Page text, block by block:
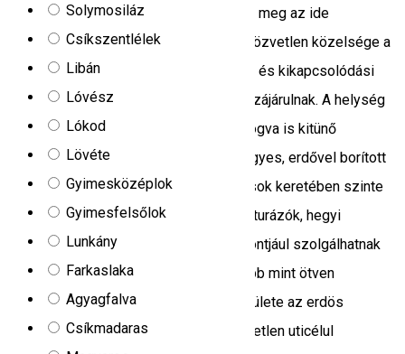
Solymosiláz
Csíkszentlélek
Libán
Lóvész
Lókod
Lövéte
Gyimesközéplok
Gyimesfelsőlok
Lunkány
Farkaslaka
Agyagfalva
Csíkmadaras
csodálatos környezetével ajándékozza meg az ide
látogatókat. A sósfürdő és a sóbánya közvetlen közelsége a
vendégeink kitünő pihenési, gyógyúlási és kikapcsolódási
tevékenységéhez nagy mértékben hozzájárulnak. A helység
csodálatos természeti adottságainál fogva is kitünő
kikapcsolodást jelenthet a dombos, hegyes, erdővel borított
tájak kedvelőinek. Egy napos kirándulások keretében szinte
egéssz székelyföld bejárható innen. A turázók, hegyi
kalandok kedvelőinek kiválló kiíndúlópontjául szolgálhatnak
vendégházaink. A görgényi havasok több mint ötven
négyzetkilóméternyi szinte lakatlan területe az erdös
hegyvidék rajongói számára, kimeríthetetlen uticélul